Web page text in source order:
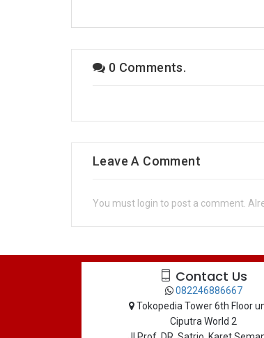
0 Comments.
Leave A Comment
You must login to post a comment.
Contact Us
082246886667
Tokopedia Tower 6th Floor
Ciputra World 2